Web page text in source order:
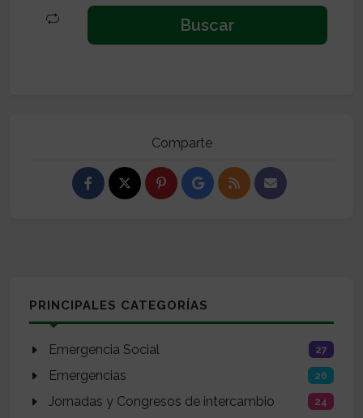
Comparte
PRINCIPALES CATEGORÍAS
Emergencia Social 27
Emergencias 26
Jornadas y Congresos de intercambio 24